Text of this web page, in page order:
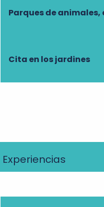
Parques de
Cita en los jardines
Experiencias
desde la
Vélos Verts
de
gustos:
de piedra de la
pedalear por